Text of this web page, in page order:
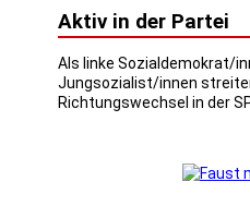
Aktiv in der Partei
Als linke Sozialdemokrat/
Jungsozialist/innen
Richtungswechsel in der